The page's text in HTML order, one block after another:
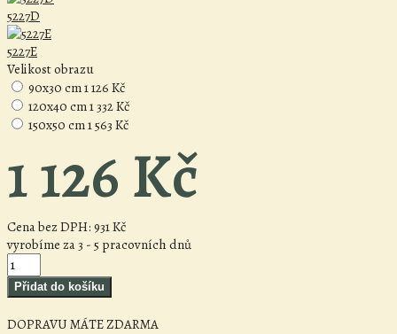
5227D
5227E
Velikost obrazu
90x30 cm1 126 Kč
120x40 cm1 332 Kč
150x50 cm1 563 Kč
1 126 Kč
Cena bez DPH: 931 Kč
vyrobíme za 3 - 5 pracovních dnů
DOPRAVU MÁTE ZDARMA